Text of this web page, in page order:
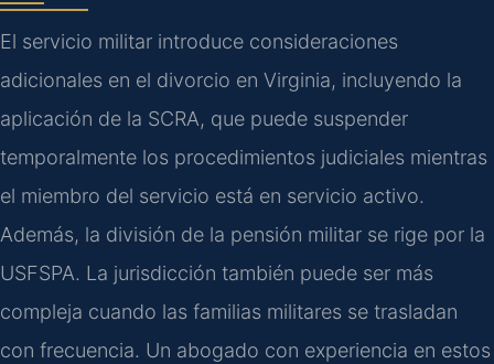
El servicio militar introduce consideraciones
adicionales en el divorcio en Virginia, incluyendo la
aplicación de la SCRA, que puede suspender
temporalmente los procedimientos judiciales mientras
el miembro del servicio está en servicio activo.
Además, la división de la pensión militar se rige por la
USFSPA. La jurisdicción también puede ser más
compleja cuando las familias militares se trasladan
con frecuencia. Un abogado con experiencia en estos